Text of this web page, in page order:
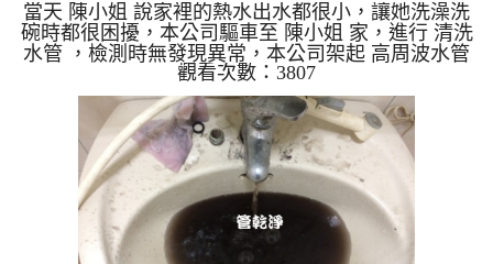
管
當天 陳小姐 說家裡的熱水出水都很小，讓她洗澡洗
碗時都很困擾，本公司驅車至 陳小姐 家，進行 清洗
水管 ，檢測時無發現異常，本公司架起 高周波水管
清洗機，注入 檸檬酸液 至水管裡面，等了約15分，
開啟 水管清洗機 ，開啟 周波 模式，開始把水管內的
污垢及異物沖出來，一開始水管就噴出黃黃的髒水，
越洗就越髒，如影片，陳小姐看到都膽顫心驚，越洗
顏色就越深，清洗約一小時後，陳小姐 終於可以痛
快洗個熱水澡了!! 如是自來水，如水管老化，會產生
鐵鏽跟泥沙堆積，洗出來的水就會是咖啡色，地下水
含有氧化錳，...
觀看次數：3807